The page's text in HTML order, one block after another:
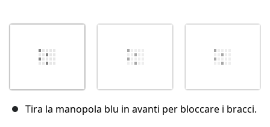
Tira la manopola blu in avanti per bloccare i bracci.